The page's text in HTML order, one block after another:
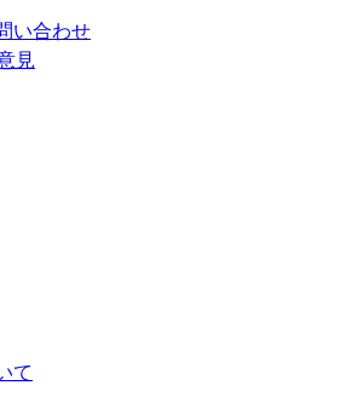
い合わせ
見
て